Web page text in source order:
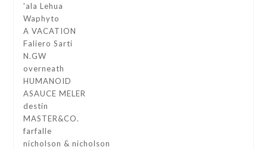
'ala Lehua
Waphyto
A VACATION
Faliero Sarti
N.GW
overneath
HUMANOID
ASAUCE MELER
destin
MASTER&CO.
farfalle
nicholson & nicholson